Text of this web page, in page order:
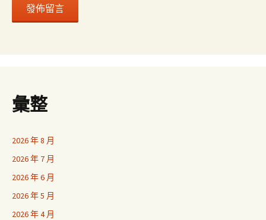
彙整
2026 年 8 月
2026 年 7 月
2026 年 6 月
2026 年 5 月
2026 年 4 月